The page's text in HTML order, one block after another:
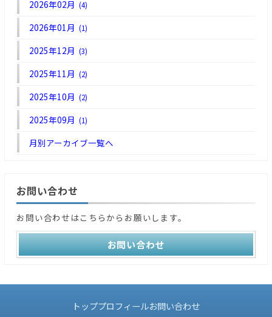
2026年02月(4)
2026年01月(1)
2025年12月(3)
2025年11月(2)
2025年10月(2)
2025年09月(1)
月別アーカイブ一覧へ
お問い合わせ
お問い合わせはこちらからお願いします。
お問い合わせ
トッププロフィールお問い合わせ